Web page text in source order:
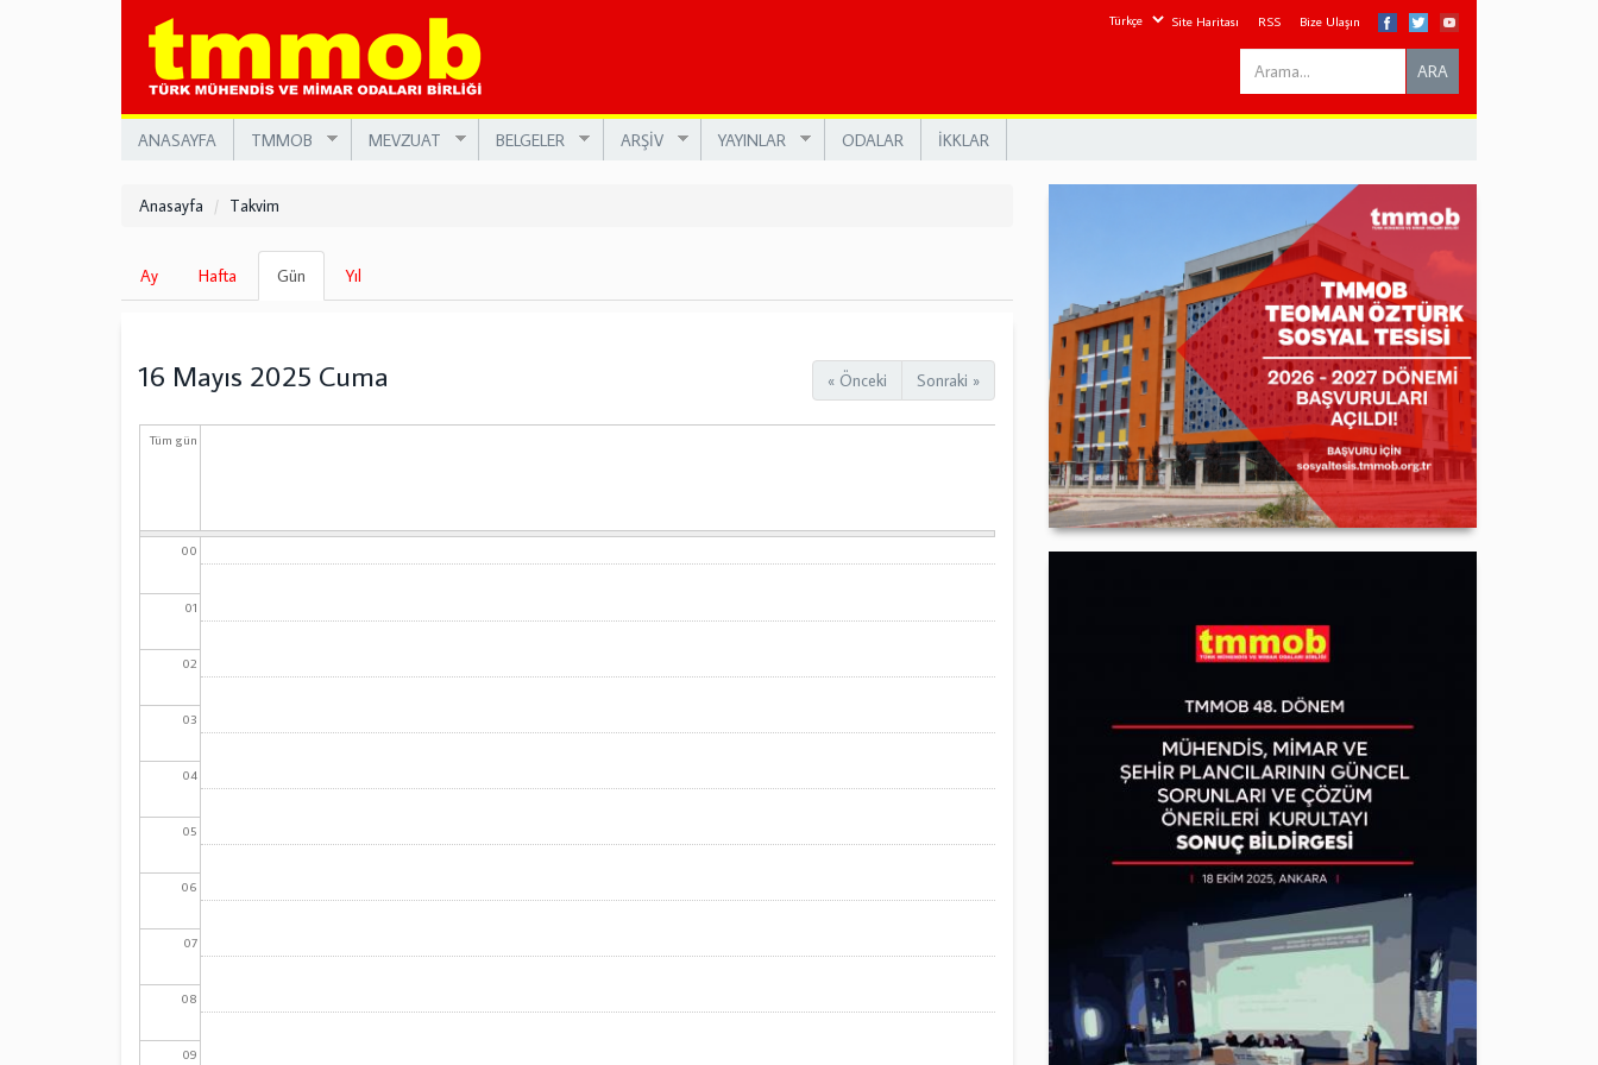
Site Haritası RSS Bize Ulaşın
Search
this
ARA
ANASAYFA TMMOB MEVZUAT BELGELER ARŞİV YAYINLAR ODALAR İKKLAR
Anasayfa Takvim
Birincil
sekmeler
Ay Hafta Gün
sekme)
Yıl
« Önceki Sonraki »
16 Mayıs 2025 Cuma
Tüm gün
00
01
02
03
04
05
06
07
08
09